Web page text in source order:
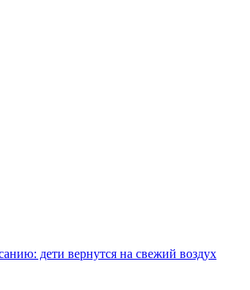
дети вернутся на свежий воздух